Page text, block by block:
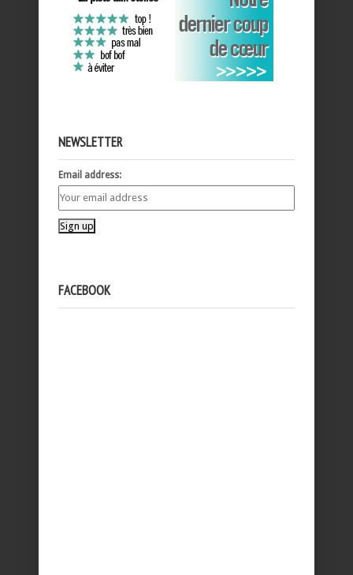
NEWSLETTER
Email address:
FACEBOOK